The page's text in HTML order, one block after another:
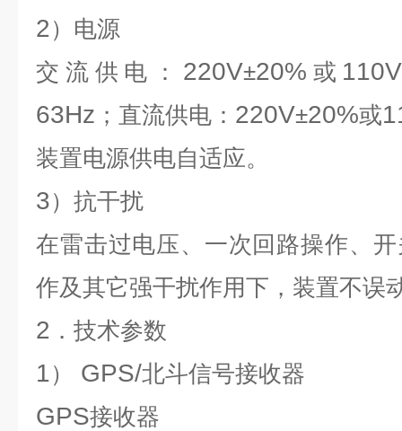
2）电源
交流供电： 220V±20% 或 110V
63Hz ； 直流供电： 220V±20%或
装置电源供电自适应。
3）抗干扰
在雷击过电压、一次回路操作、
作及其它强干扰作用下，装置不误
2 ．技术参数
1） GPS/北斗信号接收器
GPS接收器